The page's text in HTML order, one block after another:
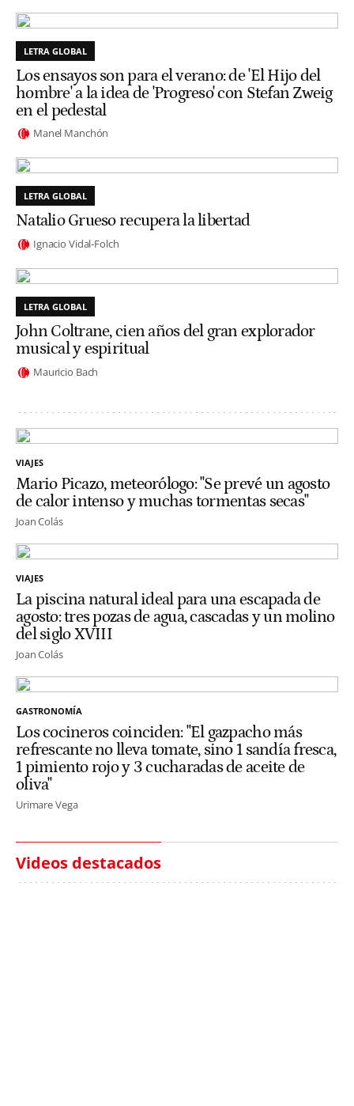
LETRA GLOBAL
Los ensayos son para el verano: de 'El Hijo del
hombre' a la idea de 'Progreso' con Stefan Zweig
en el pedestal
Manel Manchón
LETRA GLOBAL
Natalio Grueso recupera la libertad
Ignacio Vidal-Folch
LETRA GLOBAL
John Coltrane, cien años del gran explorador
musical y espiritual
Mauricio Bach
VIAJES
Mario Picazo, meteorólogo: "Se prevé un agosto
de calor intenso y muchas tormentas secas"
Joan Colás
VIAJES
La piscina natural ideal para una escapada de
agosto: tres pozas de agua, cascadas y un molino
del siglo XVIII
Joan Colás
GASTRONOMÍA
Los cocineros coinciden: "El gazpacho más
refrescante no lleva tomate, sino 1 sandía fresca,
1 pimiento rojo y 3 cucharadas de aceite de
oliva"
Urimare Vega
Videos destacados